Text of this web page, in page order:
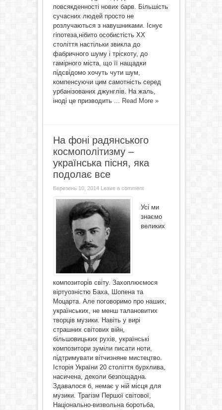
повсякденності нових барв. Більшість
сучасних людей просто не
розлучаються з навушниками. Існує
гіпотеза,нібито особистість ХХ
століття настільки звикла до
фабричного шуму і тріскоту, до
гамірного міста, що її нащадки
підсвідомо хочуть чути шум,
компенсуючи цим самотність серед
урбанізованих джунглів. На жаль,
іноді це призводить ... Read More »
На фоні радянського
космополітизму –
українська пісня, яка
подолає все
Березень 10, 2014 Leave a comment
Усі ми
знаємо
великих
композиторів світу. Захоплюємося
віртуозністю Баха, Шопена та
Моцарта. Але поговоримо про наших,
українських, не менш талановитих
творців музики. Навіть у вирі
страшних світових війн,
більшовицьких рухів, українські
композитори зуміли писати ноти,
підтримувати вітчизняне мистецтво.
Історія України 20 століття бурхлива,
насичена, деколи безпощадна.
Здавалося б, немає у ній місця для
музики. Трагізм Першої світової,
Національно-визвольна боротьба,